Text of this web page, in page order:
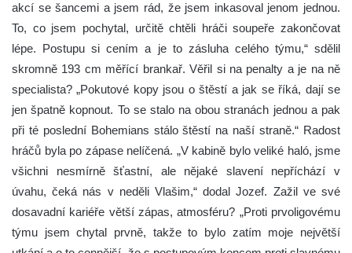
akcí se šancemi a jsem rád, že jsem inkasoval jenom jednou.
To, co jsem pochytal, určitě chtěli hráči soupeře zakončovat
lépe. Postupu si cením a je to zásluha celého týmu,“ sdělil
skromně 193 cm měřící brankař. Věřil si na penalty a je na ně
specialista? „Pokutové kopy jsou o štěstí a jak se říká, dají se
jen špatně kopnout. To se stalo na obou stranách jednou a pak
při té poslední Bohemians stálo štěstí na naší straně.“ Radost
hráčů byla po zápase nelíčená. „V kabině bylo veliké haló, jsme
všichni nesmírně šťastní, ale nějaké slavení nepříchází v
úvahu, čeká nás v neděli Vlašim,“ dodal Jozef. Zažil ve své
dosavadní kariéře větší zápas, atmosféru? „Proti prvoligovému
týmu jsem chytal prvně, takže to bylo zatím moje největší